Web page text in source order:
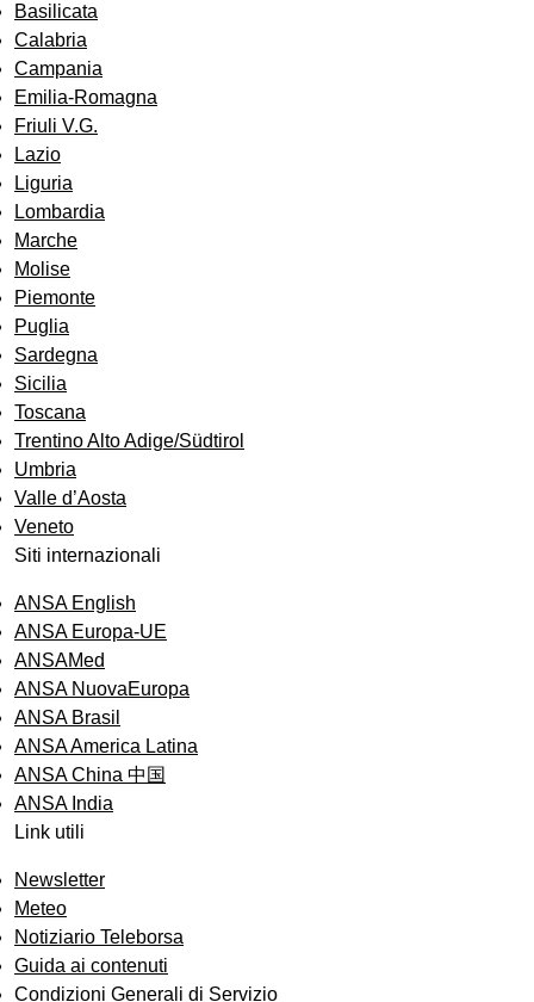
Basilicata
Calabria
Campania
Emilia-Romagna
Friuli V.G.
Lazio
Liguria
Lombardia
Marche
Molise
Piemonte
Puglia
Sardegna
Sicilia
Toscana
Trentino Alto Adige/Südtirol
Umbria
Valle d’Aosta
Veneto
Siti internazionali
ANSA English
ANSA Europa-UE
ANSAMed
ANSA NuovaEuropa
ANSA Brasil
ANSA America Latina
ANSA China 中国
ANSA India
Link utili
Newsletter
Meteo
Notiziario Teleborsa
Guida ai contenuti
Condizioni Generali di Servizio